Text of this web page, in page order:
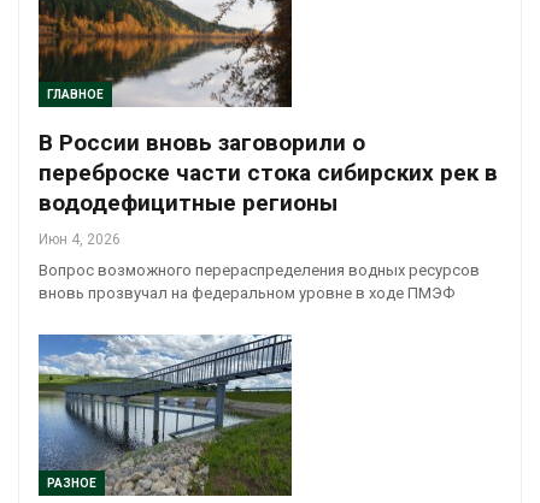
ГЛАВНОЕ
В России вновь заговорили о
переброске части стока сибирских рек в
вододефицитные регионы
Июн 4, 2026
Вопрос возможного перераспределения водных ресурсов
вновь прозвучал на федеральном уровне в ходе ПМЭФ
РАЗНОЕ